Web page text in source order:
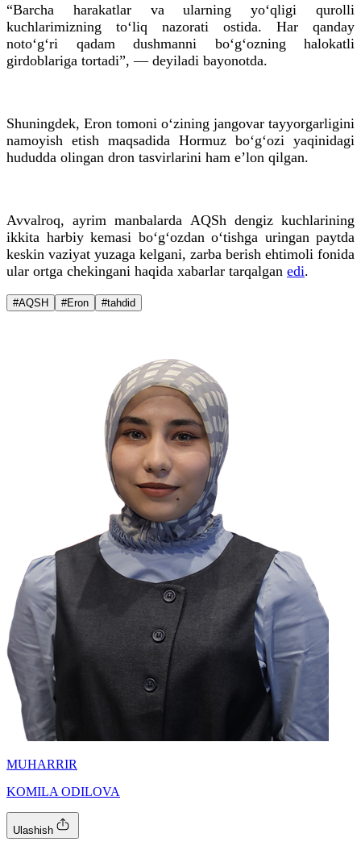
“Barcha harakatlar va ularning yoʻqligi qurolli
kuchlarimizning toʻliq nazorati ostida. Har qanday
notoʻgʻri qadam dushmanni boʻgʻozning halokatli
girdoblariga tortadi”, — deyiladi bayonotda.
Shuningdek, Eron tomoni oʻzining jangovar tayyorgarligini
namoyish etish maqsadida Hormuz boʻgʻozi yaqinidagi
hududda olingan dron tasvirlarini ham e’lon qilgan.
Avvalroq, ayrim manbalarda AQSh dengiz kuchlarining
ikkita harbiy kemasi boʻgʻozdan oʻtishga uringan paytda
keskin vaziyat yuzaga kelgani, zarba berish ehtimoli fonida
ular ortga chekingani haqida xabarlar tarqalgan edi.
#AQSH #Eron #tahdid
MUHARRIR
KOMILA ODILOVA
Ulashish